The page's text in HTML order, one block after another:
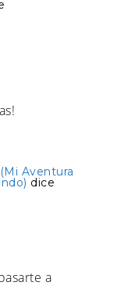
Aventura
dice
a